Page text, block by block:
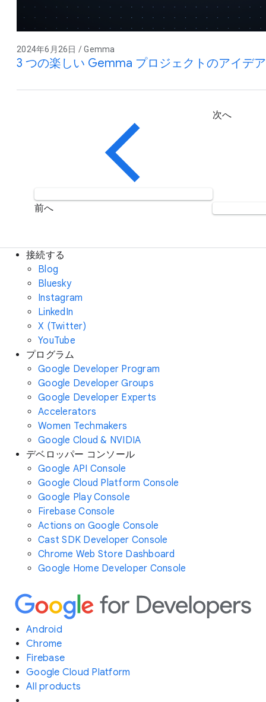
2024年6月26日 / Gemma
3 つの楽しい Gemma プロジェクトのアイデア
前へ
次へ
接続する
Blog
Bluesky
Instagram
LinkedIn
X (Twitter)
YouTube
プログラム
Google Developer Program
Google Developer Groups
Google Developer Experts
Accelerators
Women Techmakers
Google Cloud & NVIDIA
デベロッパー コンソール
Google API Console
Google Cloud Platform Console
Google Play Console
Firebase Console
Actions on Google Console
Cast SDK Developer Console
Chrome Web Store Dashboard
Google Home Developer Console
Android
Chrome
Firebase
Google Cloud Platform
All products